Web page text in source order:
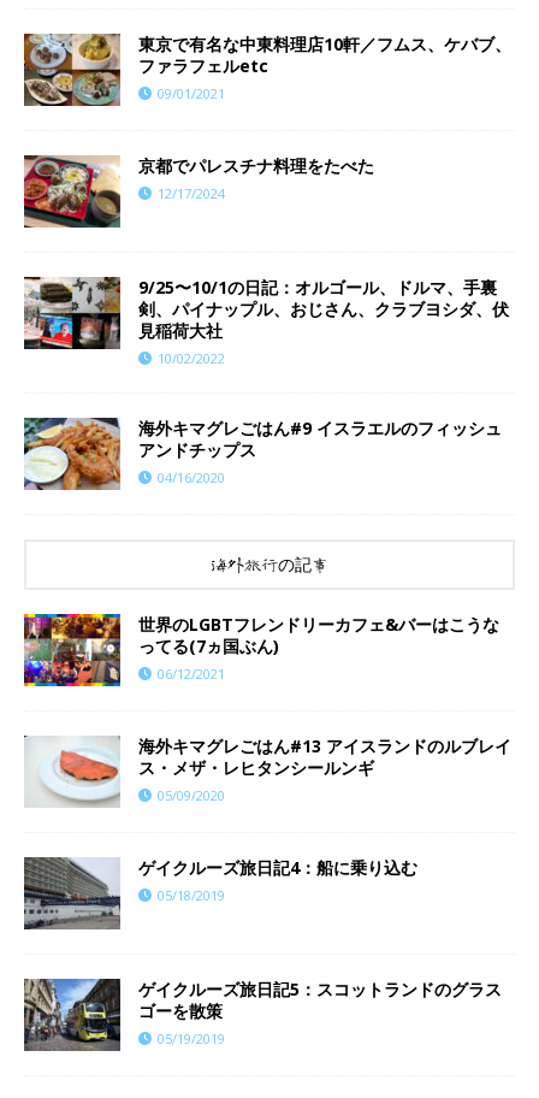
東京で有名な中東料理店10軒／フムス、ケバブ、
ファラフェルetc
09/01/2021
京都でパレスチナ料理をたべた
12/17/2024
9/25〜10/1の日記：オルゴール、ドルマ、手裏
剣、パイナップル、おじさん、クラブヨシダ、伏
見稲荷大社
10/02/2022
海外キマグレごはん#9 イスラエルのフィッシュ
アンドチップス
04/16/2020
海外旅行の記事
世界のLGBTフレンドリーカフェ&バーはこうな
ってる(7ヵ国ぶん)
06/12/2021
海外キマグレごはん#13 アイスランドのルブレイ
ス・メザ・レヒタンシールンギ
05/09/2020
ゲイクルーズ旅日記4：船に乗り込む
05/18/2019
ゲイクルーズ旅日記5：スコットランドのグラス
ゴーを散策
05/19/2019